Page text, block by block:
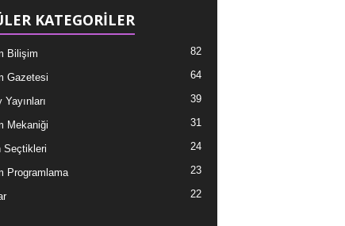
KATEGORİLER
Bilişim 82
Gazetesi 64
39
Mekaniği 31
Seçtikleri 24
Programlama 23
22